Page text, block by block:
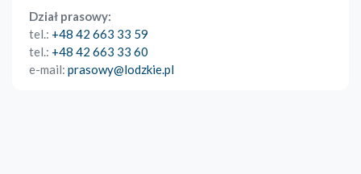
Dział prasowy:
tel.: +48 42 663 33 59
tel.: +48 42 663 33 60
e-mail: prasowy@lodzkie.pl